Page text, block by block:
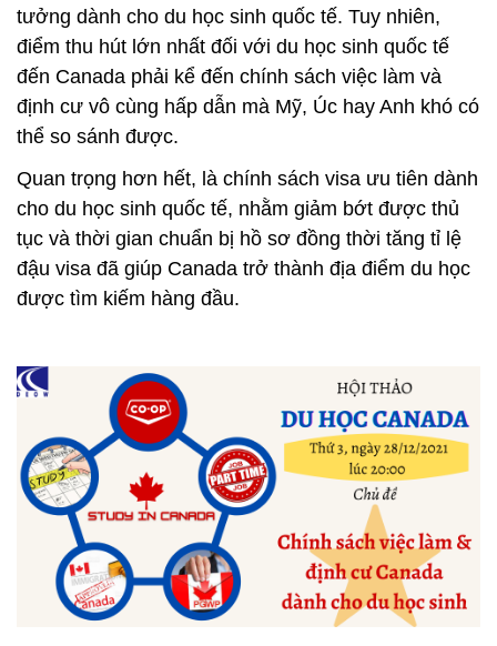
tưởng dành cho du học sinh quốc tế. Tuy nhiên,
điểm thu hút lớn nhất đối với du học sinh quốc tế
đến Canada phải kể đến chính sách việc làm và
định cư vô cùng hấp dẫn mà Mỹ, Úc hay Anh khó có
thể so sánh được.
Quan trọng hơn hết, là chính sách visa ưu tiên dành
cho du học sinh quốc tế, nhằm giảm bớt được thủ
tục và thời gian chuẩn bị hồ sơ đồng thời tăng tỉ lệ
đậu visa đã giúp Canada trở thành địa điểm du học
được tìm kiếm hàng đầu.